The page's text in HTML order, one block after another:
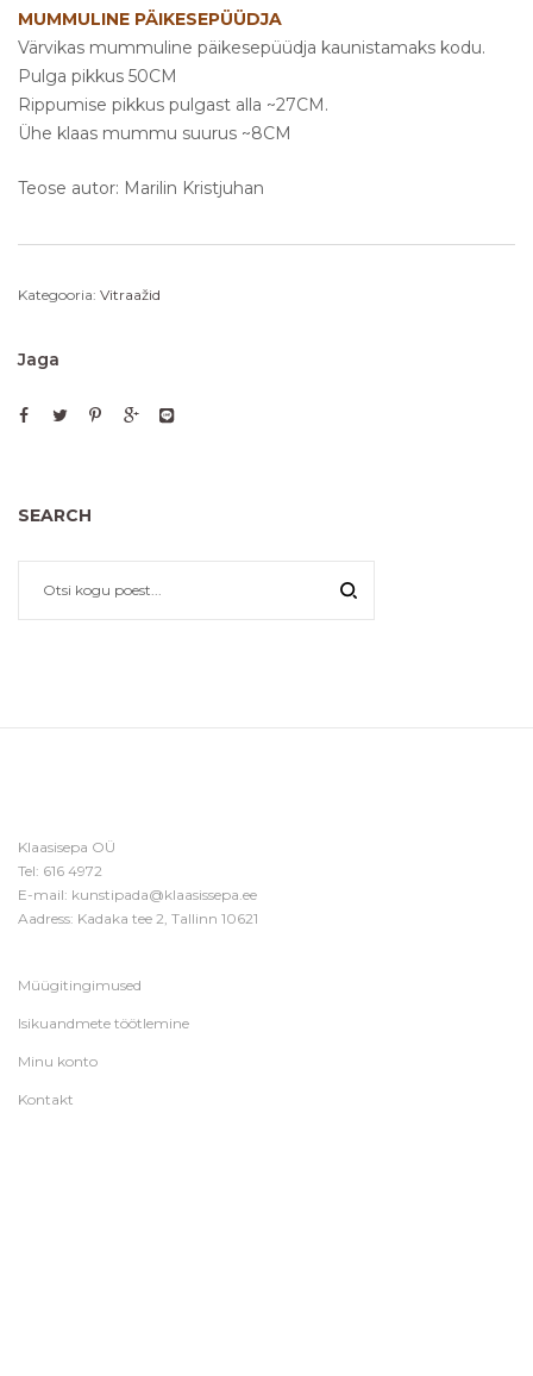
MUMMULINE PÄIKESEPÜÜDJA
Värvikas mummuline päikesepüüdja kaunistamaks kodu.
Pulga pikkus 50CM
Rippumise pikkus pulgast alla ~27CM.
Ühe klaas mummu suurus ~8CM
Teose autor: Marilin Kristjuhan
Kategooria: Vitraažid
Jaga
SEARCH
Klaasisepa OÜ
Tel: 616 4972
E-mail: kunstipada@klaasissepa.ee
Aadress: Kadaka tee 2, Tallinn 10621
Müügitingimused
Isikuandmete töötlemine
Minu konto
Kontakt